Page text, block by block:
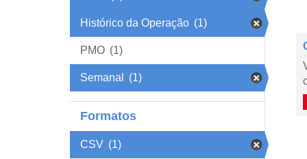
Histórico da Operação (1)
PMO (1)
Semanal (1)
Formatos
CSV (1)